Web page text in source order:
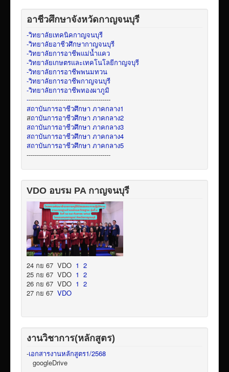
อาชีวศึกษาจังหวัดกาญจนบุรี
-วิทยาลัยเทคนิคกาญจนบุรี
-วิทยาลัยอาชีวศึกษากาญจนบุรี
-วิทยาลัยการอาชีพแม่น้ำแคว
-วิทยาลัยเกษตรและเทคโนโลยีกาญจบุรี
-วิทยาลัยการอาชีพพนมทวน
-วิทยาลัยการอาชีพกาญจนบุรี
-วิทยาลัยการอาชีพทองผาภูมิ
-----------------------------------------
สถาบันการอาชีวศึกษา ภาคกลาง1
สถาบันการอาชีวศึกษา ภาคกลาง2
สถาบันการอาชีวศึกษา ภาคกลาง3
สถาบันการอาชีวศึกษา ภาคกลาง4
สถาบันการอาชีวศึกษา ภาคกลาง5
-----------------------------------------
VDO อบรม PA กาญจนบุรี
24 กย 67 VDO 1 2
25 กย 67 VDO 1 2
26 กย 67 VDO 1 2
27 กย 67 VDO
งานวิชาการ(หลักสูตร)
-เอกสารงานหลักสูตร1/2568
googleDrive